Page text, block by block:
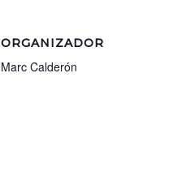
ORGANIZADOR
Marc Calderón